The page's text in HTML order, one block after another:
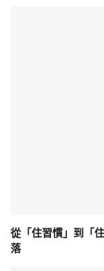
從「住習慣」到「
落